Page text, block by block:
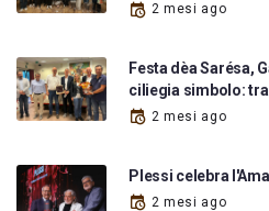
2 mesi ago
Festa dèa Sarésa,
ciliegia simbolo:
2 mesi ago
Plessi celebra
2 mesi ago